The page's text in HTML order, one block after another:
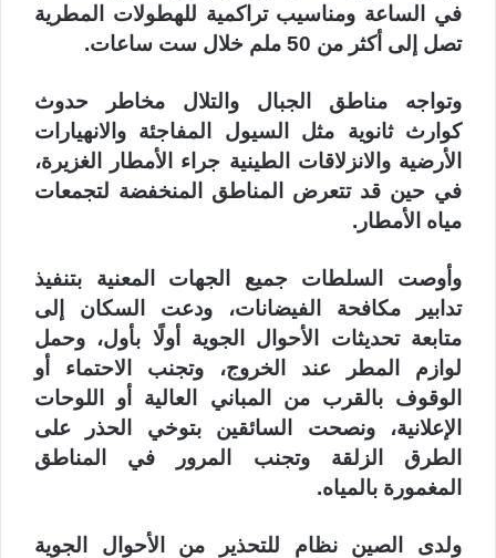
في الساعة ومناسيب تراكمية للهطولات المطرية
تصل إلى أكثر من 50 ملم خلال ست ساعات.
وتواجه مناطق الجبال والتلال مخاطر حدوث
كوارث ثانوية مثل السيول المفاجئة والانهيارات
الأرضية والانزلاقات الطينية جراء الأمطار الغزيرة،
في حين قد تتعرض المناطق المنخفضة لتجمعات
مياه الأمطار.
وأوصت السلطات جميع الجهات المعنية بتنفيذ
تدابير مكافحة الفيضانات، ودعت السكان إلى
متابعة تحديثات الأحوال الجوية أولًا بأول، وحمل
لوازم المطر عند الخروج، وتجنب الاحتماء أو
الوقوف بالقرب من المباني العالية أو اللوحات
الإعلانية، ونصحت السائقين بتوخي الحذر على
الطرق الزلقة وتجنب المرور في المناطق
المغمورة بالمياه.
ولدى الصين نظام للتحذير من الأحوال الجوية